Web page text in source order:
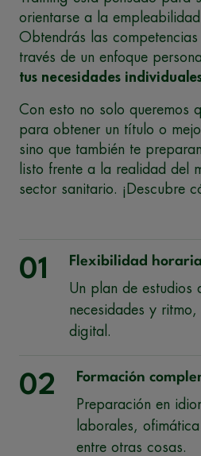
orientarse a la
Obtendrás las competencias
través de un enfoque
tus necesidades
Con esto no solo queremos
para obtener un título o
sino que también te
listo frente a la realidad del
sector sanitario. ¡Descubre
01
Flexibilidad horaria
Un plan de estudios
necesidades y
digital.
02
Formación
Preparación en
laborales,
entre otras cosas.